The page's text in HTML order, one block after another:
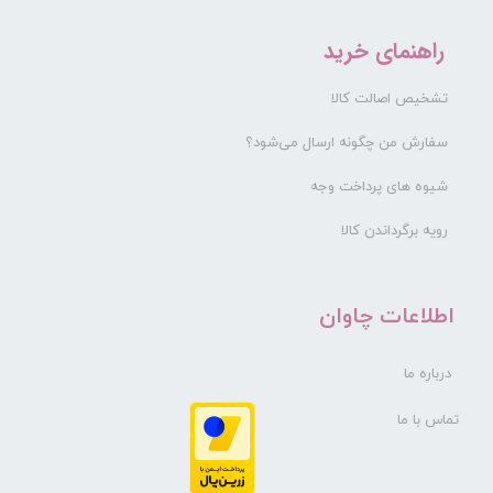
راهنمای خرید
تشخیص اصالت کالا
سفارش من چگونه ارسال می‌شود؟
شیوه های پرداخت وجه
رویه برگرداندن کالا
​اطلاعات چاوان
درباره ما
تماس با ما